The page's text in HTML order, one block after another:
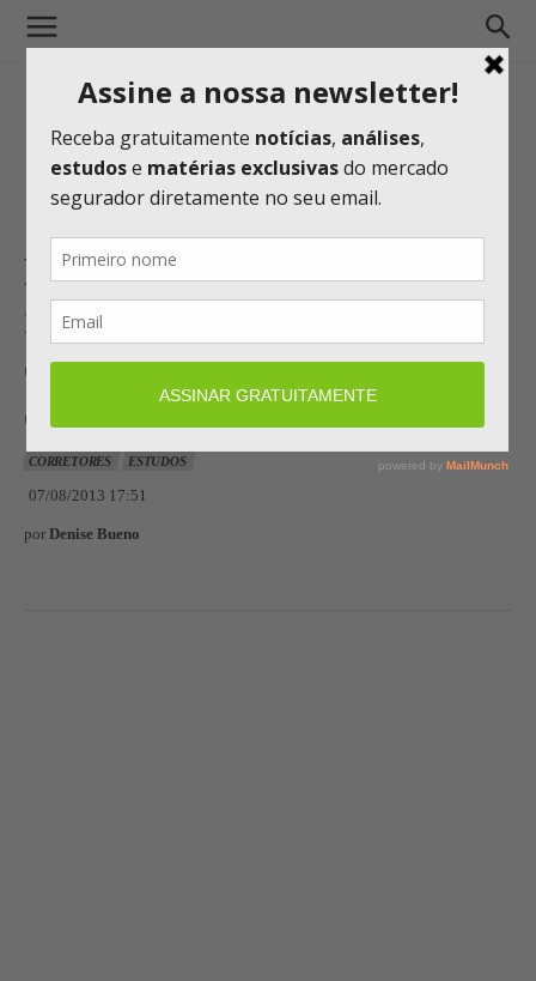
Pesquisa Mercer Marsh
mostra diferença de preços
entre planos de saúde
empresarial e individuais
CORRETORES ESTUDOS
07/08/2013 17:51
por Denise Bueno